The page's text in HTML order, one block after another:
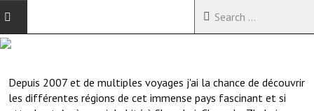
ACCUEIL
VOYAGES EN CHINE
Depuis 2007 et de multiples voyages j'ai la chance de découvrir
les différentes régions de cet immense pays fascinant et si